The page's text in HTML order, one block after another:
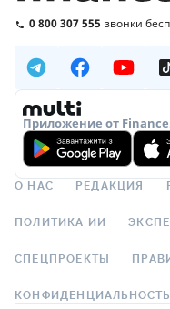
0 800 307 555 звонки
Приложение от
О НАС РЕДАКЦИЯ
ПОЛИТИКА ИИ
СПЕЦПРОЕКТЫ
КОНФИДЕНЦИАЛЬНОСТЬ